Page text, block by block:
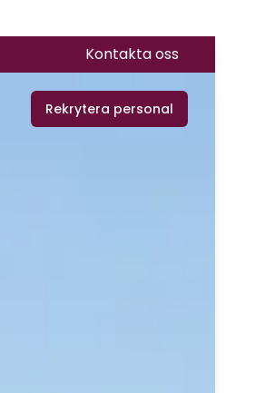
Kontakta oss
Rekrytera personal